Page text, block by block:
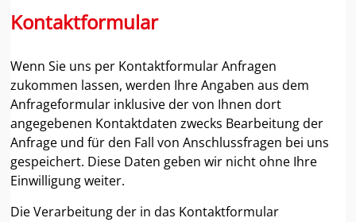
Kontaktformular
Wenn Sie uns per Kontaktformular Anfragen
zukommen lassen, werden Ihre Angaben aus dem
Anfrageformular inklusive der von Ihnen dort
angegebenen Kontaktdaten zwecks Bearbeitung der
Anfrage und für den Fall von Anschlussfragen bei uns
gespeichert. Diese Daten geben wir nicht ohne Ihre
Einwilligung weiter.
Die Verarbeitung der in das Kontaktformular